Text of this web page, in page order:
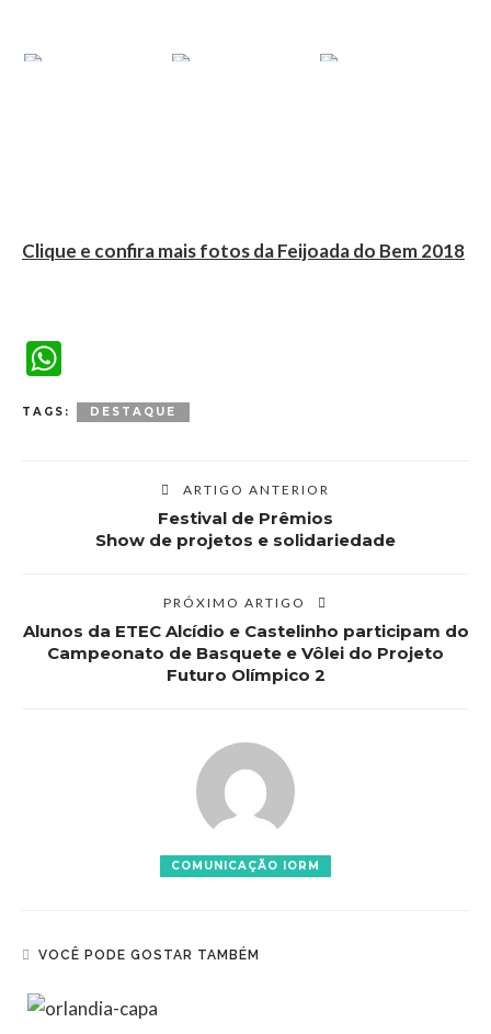
Clique e confira mais fotos da Feijoada do Bem 2018
TAGS: DESTAQUE
ARTIGO ANTERIOR
Festival de Prêmios
Show de projetos e solidariedade
PRÓXIMO ARTIGO
Alunos da ETEC Alcídio e Castelinho participam do
Campeonato de Basquete e Vôlei do Projeto
Futuro Olímpico 2
COMUNICAÇÃO IORM
VOCÊ PODE GOSTAR TAMBÉM